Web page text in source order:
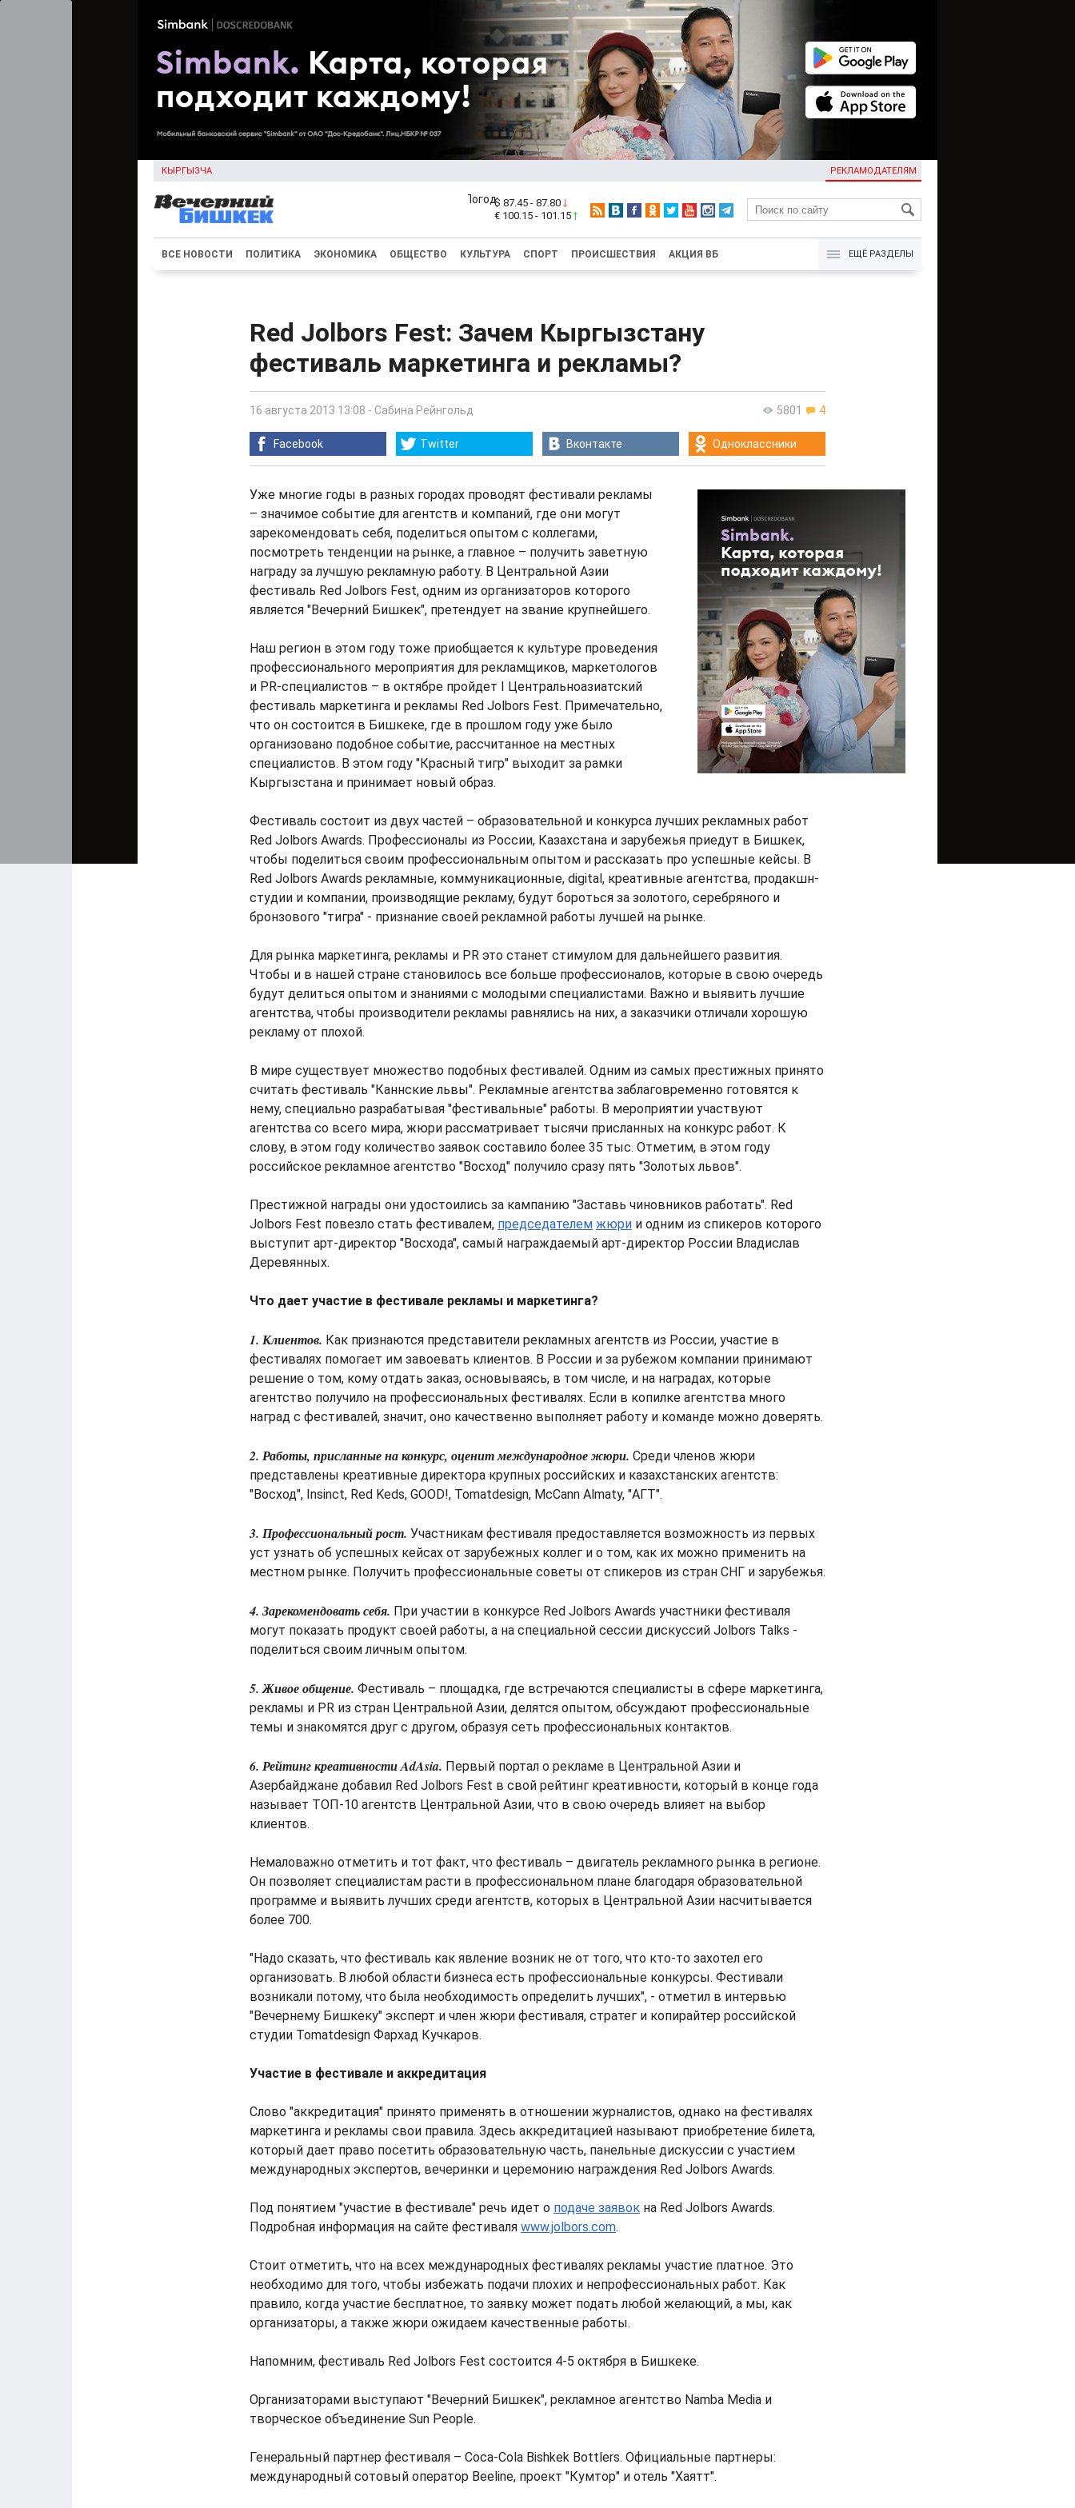
КЫРГЫЗЧА РЕКЛАМОДАТЕЛЯМ
KG
$ 87.45 - 87.80
€ 100.15 - 101.15
ВСЕ НОВОСТИ ПОЛИТИКА ЭКОНОМИКА ОБЩЕСТВО КУЛЬТУРА СПОРТ ПРОИСШЕСТВИЯ АКЦИЯ ВБ ЕЩЁ РАЗДЕЛЫ
Red Jolbors Fest: Зачем Кыргызстану
фестиваль маркетинга и рекламы?
5801 4
16 августа 2013 13:08 - Сабина Рейнгольд
Facebook Twitter Вконтакте Одноклассники
Уже многие годы в разных городах проводят фестивали рекламы
– значимое событие для агентств и компаний, где они могут
зарекомендовать себя, поделиться опытом с коллегами,
посмотреть тенденции на рынке, а главное – получить заветную
награду за лучшую рекламную работу. В Центральной Азии
фестиваль Red Jolbors Fest, одним из организаторов которого
является "Вечерний Бишкек", претендует на звание крупнейшего.
Наш регион в этом году тоже приобщается к культуре проведения
профессионального мероприятия для рекламщиков, маркетологов
и PR-специалистов – в октябре пройдет I Центральноазиатский
фестиваль маркетинга и рекламы Red Jolbors Fest. Примечательно,
что он состоится в Бишкеке, где в прошлом году уже было
организовано подобное событие, рассчитанное на местных
специалистов. В этом году "Красный тигр" выходит за рамки
Кыргызстана и принимает новый образ.
Фестиваль состоит из двух частей – образовательной и конкурса лучших рекламных работ
Red Jolbors Awards. Профессионалы из России, Казахстана и зарубежья приедут в Бишкек,
чтобы поделиться своим профессиональным опытом и рассказать про успешные кейсы. В
Red Jolbors Awards рекламные, коммуникационные, digital, креативные агентства, продакшн-
студии и компании, производящие рекламу, будут бороться за золотого, серебряного и
бронзового "тигра" - признание своей рекламной работы лучшей на рынке.
Для рынка маркетинга, рекламы и PR это станет стимулом для дальнейшего развития.
Чтобы и в нашей стране становилось все больше профессионалов, которые в свою очередь
будут делиться опытом и знаниями с молодыми специалистами. Важно и выявить лучшие
агентства, чтобы производители рекламы равнялись на них, а заказчики отличали хорошую
рекламу от плохой.
В мире существует множество подобных фестивалей. Одним из самых престижных принято
считать фестиваль "Каннские львы". Рекламные агентства заблаговременно готовятся к
нему, специально разрабатывая "фестивальные" работы. В мероприятии участвуют
агентства со всего мира, жюри рассматривает тысячи присланных на конкурс работ. К
слову, в этом году количество заявок составило более 35 тыс. Отметим, в этом году
российское рекламное агентство "Восход" получило сразу пять "Золотых львов".
Престижной награды они удостоились за кампанию "Заставь чиновников работать". Red
Jolbors Fest повезло стать фестивалем, председателем жюри и одним из спикеров которого
выступит арт-директор "Восхода", самый награждаемый арт-директор России Владислав
Деревянных.
Что дает участие в фестивале рекламы и маркетинга?
1. Клиентов. Как признаются представители рекламных агентств из России, участие в
фестивалях помогает им завоевать клиентов. В России и за рубежом компании принимают
решение о том, кому отдать заказ, основываясь, в том числе, и на наградах, которые
агентство получило на профессиональных фестивалях. Если в копилке агентства много
наград с фестивалей, значит, оно качественно выполняет работу и команде можно доверять.
2. Работы, присланные на конкурс, оценит международное жюри. Среди членов жюри
представлены креативные директора крупных российских и казахстанских агентств:
"Восход", Insinct, Red Keds, GOOD!, Tomatdesign, McCann Almaty, "АГТ".
3. Профессиональный рост. Участникам фестиваля предоставляется возможность из первых
уст узнать об успешных кейсах от зарубежных коллег и о том, как их можно применить на
местном рынке. Получить профессиональные советы от спикеров из стран СНГ и зарубежья.
4. Зарекомендовать себя. При участии в конкурсе Red Jolbors Awards участники фестиваля
могут показать продукт своей работы, а на специальной сессии дискуссий Jolbors Talks -
поделиться своим личным опытом.
5. Живое общение. Фестиваль – площадка, где встречаются специалисты в сфере маркетинга,
рекламы и PR из стран Центральной Азии, делятся опытом, обсуждают профессиональные
темы и знакомятся друг с другом, образуя сеть профессиональных контактов.
6. Рейтинг креативности AdAsia. Первый портал о рекламе в Центральной Азии и
Азербайджане добавил Red Jolbors Fest в свой рейтинг креативности, который в конце года
называет ТОП-10 агентств Центральной Азии, что в свою очередь влияет на выбор
клиентов.
Немаловажно отметить и тот факт, что фестиваль – двигатель рекламного рынка в регионе.
Он позволяет специалистам расти в профессиональном плане благодаря образовательной
программе и выявить лучших среди агентств, которых в Центральной Азии насчитывается
более 700.
"Надо сказать, что фестиваль как явление возник не от того, что кто-то захотел его
организовать. В любой области бизнеса есть профессиональные конкурсы. Фестивали
возникали потому, что была необходимость определить лучших", - отметил в интервью
"Вечернему Бишкеку" эксперт и член жюри фестиваля, стратег и копирайтер российской
студии Tomatdesign Фархад Кучкаров.
Участие в фестивале и аккредитация
Слово "аккредитация" принято применять в отношении журналистов, однако на фестивалях
маркетинга и рекламы свои правила. Здесь аккредитацией называют приобретение билета,
который дает право посетить образовательную часть, панельные дискуссии с участием
международных экспертов, вечеринки и церемонию награждения Red Jolbors Awards.
Под понятием "участие в фестивале" речь идет о подаче заявок на Red Jolbors Awards.
Подробная информация на сайте фестиваля www.jolbors.com.
Стоит отметить, что на всех международных фестивалях рекламы участие платное. Это
необходимо для того, чтобы избежать подачи плохих и непрофессиональных работ. Как
правило, когда участие бесплатное, то заявку может подать любой желающий, а мы, как
организаторы, а также жюри ожидаем качественные работы.
Напомним, фестиваль Red Jolbors Fest состоится 4-5 октября в Бишкеке.
Организаторами выступают "Вечерний Бишкек", рекламное агентство Namba Media и
творческое объединение Sun People.
Генеральный партнер фестиваля – Coca-Cola Bishkek Bottlers. Официальные партнеры:
международный сотовый оператор Beeline, проект "Кумтор" и отель "Хаятт".